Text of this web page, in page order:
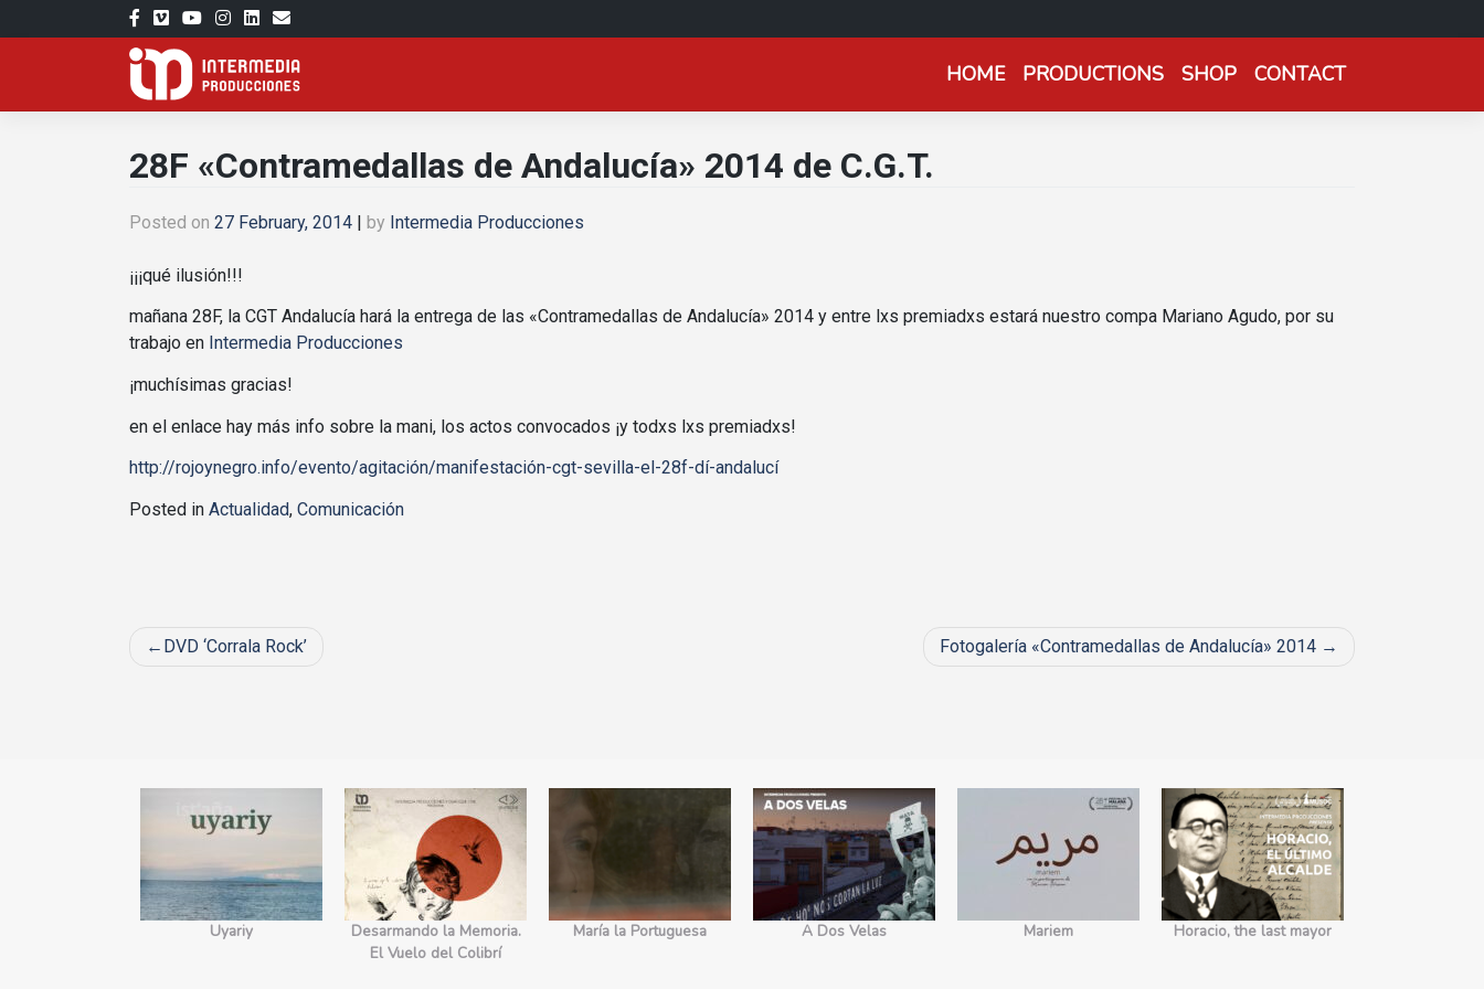
to
HOME PRODUCTIONS SHOP CONTACT
28F «Contramedallas de Andalucía» 2014 de C.G.T.
Posted on 27 February, 2014 | by Intermedia Producciones
¡¡¡qué ilusión!!!
mañana 28F, la CGT Andalucía hará la entrega de las «Contramedallas de Andalucía» 2014 y entre lxs premiadxs estará nuestro compa Mariano Agudo, por su
trabajo en Intermedia Producciones
¡muchísimas gracias!
en el enlace hay más info sobre la mani, los actos convocados ¡y todxs lxs premiadxs!
http://rojoynegro.info/evento/agitación/manifestación-cgt-sevilla-el-28f-dí-andalucí
Posted in Actualidad, Comunicación
Post
DVD ‘Corrala Rock’ Fotogalería «Contramedallas de Andalucía» 2014
Uyariy
Desarmando la Memoria.
El Vuelo del Colibrí
María la Portuguesa A Dos Velas Mariem Horacio, the last mayor